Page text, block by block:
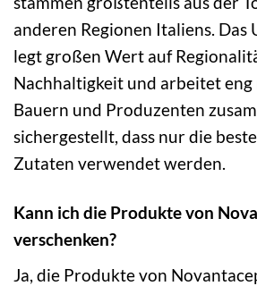
anderen Regionen Italiens. Das
legt großen Wert auf
Nachhaltigkeit und arbeitet
Bauern und Produzenten
sichergestellt, dass nur die
Zutaten verwendet werden.
Kann ich die Produkte von
verschenken?
Ja, die Produkte von